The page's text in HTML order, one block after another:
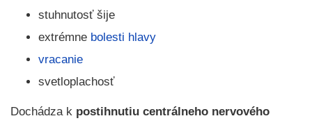
stuhnutosť šije
extrémne bolesti hlavy
vracanie
svetloplachosť
Dochádza k postihnutiu centrálneho nervového